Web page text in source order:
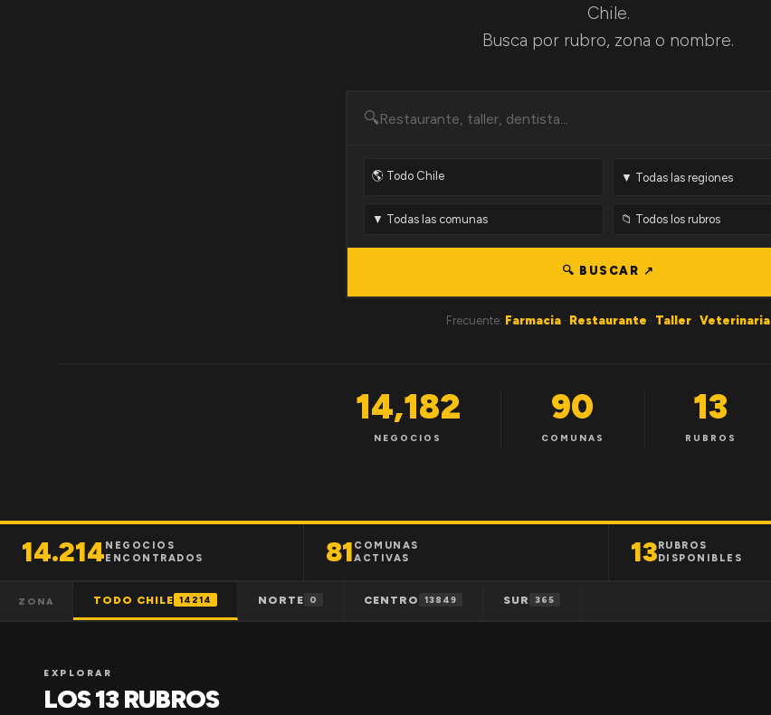
Chile.
Busca por rubro, zona o nombre.
🔍
🔍 BUSCAR ↗
Frecuente: Farmacia · Restaurante · Taller · Veterinaria
14,182
NEGOCIOS
90
COMUNAS
13
RUBROS
14.214NEGOCIOS
ENCONTRADOS
81COMUNAS
ACTIVAS
13RUBROS
DISPONIBLES
ZONA TODO CHILE 14214 NORTE 0 CENTRO 13849 SUR 365
EXPLORAR
LOS 13 RUBROS